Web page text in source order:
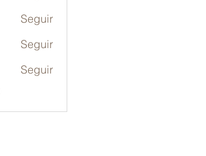
Seguir
Seguir
Seguir